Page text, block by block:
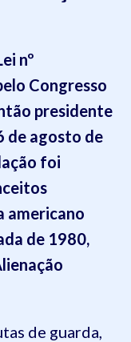
nº
Congresso
presidente
de agosto de
foi
americano
de 1980,
de guarda,